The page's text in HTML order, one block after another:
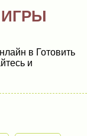
в Готовить
и